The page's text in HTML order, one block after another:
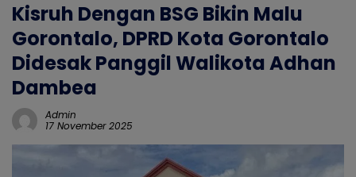
Kisruh Dengan BSG Bikin Malu
Gorontalo, DPRD Kota Gorontalo
Didesak Panggil Walikota Adhan
Dambea
Admin
17 November 2025